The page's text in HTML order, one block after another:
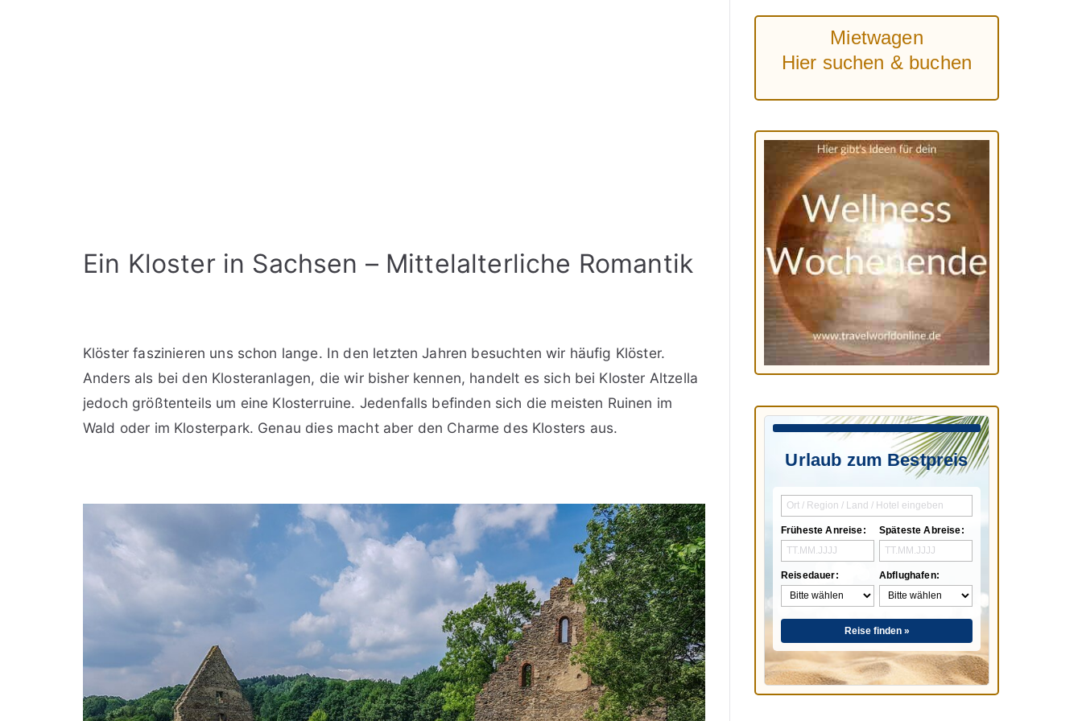
Ein Kloster in Sachsen – Mittelalterliche Romantik
Klöster faszinieren uns schon lange. In den letzten Jahren besuchten wir häufig Klöster.
Anders als bei den Klosteranlagen, die wir bisher kennen, handelt es sich bei Kloster Altzella
jedoch größtenteils um eine Klosterruine. Jedenfalls befinden sich die meisten Ruinen im
Wald oder im Klosterpark. Genau dies macht aber den Charme des Klosters aus.
Mietwagen
Hier suchen & buchen
Urlaub zum Bestpreis
Früheste Anreise:
Reisedauer:
Späteste Abreise:
Abflughafen:
Reise finden »